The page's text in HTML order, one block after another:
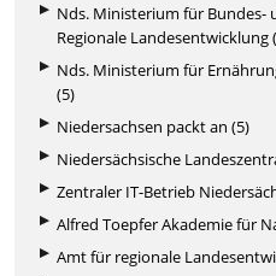
Nds. Ministerium für Bundes-
Regionale Landesentwicklung
Nds. Ministerium für
(5)
Niedersachsen packt an (5)
Niedersächsische
Zentraler IT-Betrieb
Alfred Toepfer Akademie für
Amt für regionale